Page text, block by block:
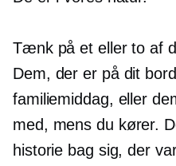
Tænk på et eller to af
Dem, der er på dit
familiemiddag, eller
med, mens du kører.
historie bag sig, der